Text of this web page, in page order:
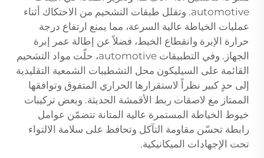
automotive. وتقلل طبقات التشحيم من الاحتكاك أثناء
عمليات الخياطة عالية السرعة، مما يمنع ارتفاع درجة
حرارة الإبرة وانقطاع الخيط، فضلاً عن إطالة عمر إبرة
الجهاز. وفي التطبيقات automotive، حلّت مواد التشحيم
القائمة على السيليكون محل التشطيبات الشمعية التقليدية
إلى حدٍ كبير نظراً لاستقرارها الحراري المتفوق وتوافقها
الممتاز مع لاصقات ربط الأقمشة الحديثة. وبعض تركيبات
خيوط الخياطة المستمرة عالية المتانة تتضمّن عوامل
رابطة تحسّن مقاومة التآكل وتحافظ على سلامة الالتواء
تحت الإجهادات الميكانيكية.